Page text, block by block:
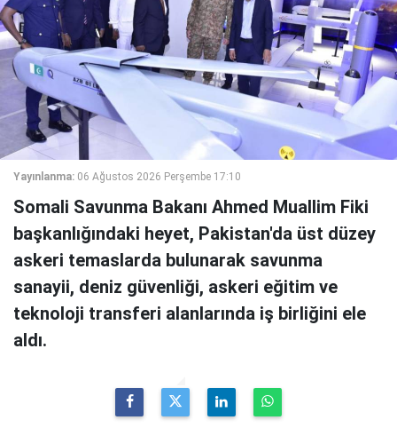
Yayınlanma: 06 Ağustos 2026 Perşembe 17:10
Somali Savunma Bakanı Ahmed Muallim Fiki
başkanlığındaki heyet, Pakistan'da üst düzey
askeri temaslarda bulunarak savunma
sanayii, deniz güvenliği, askeri eğitim ve
teknoloji transferi alanlarında iş birliğini ele
aldı.